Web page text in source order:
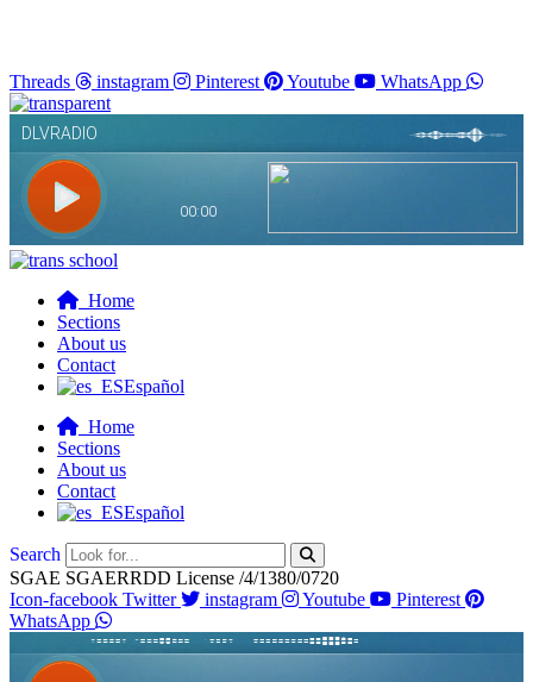
Threads instagram Pinterest Youtube WhatsApp
Home
Sections
About us
Contact
Español
Home
Sections
About us
Contact
Español
Search
SGAE SGAERRDD License /4/1380/0720
Icon-facebook Twitter instagram Youtube
Pinterest
WhatsApp